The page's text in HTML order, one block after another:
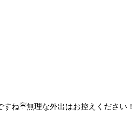
ね☔無理な外出はお控えください！